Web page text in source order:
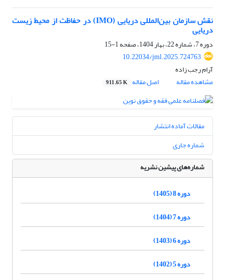
نقش سازمان بین‌المللی دریایی (IMO) در حفاظت از محیط زیست
دریایی
دوره 7، شماره 22، بهار 1404، صفحه
1-15
10.22034/jml.2025.724763
آرام رجب زاده
مشاهده مقاله
اصل مقاله 911.65 K
مقالات آماده انتشار
شماره جاری
شماره‌های پیشین نشریه
دوره 8 (1405)
دوره 7 (1404)
دوره 6 (1403)
دوره 5 (1402)